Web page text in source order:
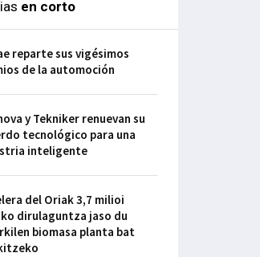
en corto
reparte sus vigésimos
de la automoción
y Tekniker renuevan su
tecnológico para una
inteligente
del Oriak 3,7 milioi
dirulaguntza jaso du
biomasa planta bat